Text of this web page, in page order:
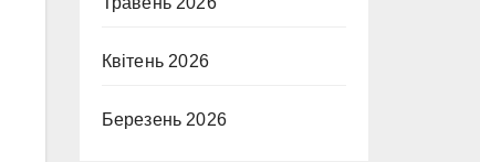
Квітень 2026
Березень 2026